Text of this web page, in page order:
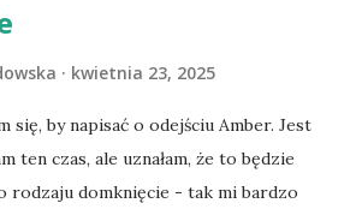
kwietnia 23, 2025
się, by napisać o odejściu Amber. Jest
ten czas, ale uznałam, że to będzie
rodzaju domknięcie - tak mi bardzo